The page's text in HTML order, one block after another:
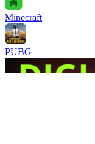
Minecraft
PUBG